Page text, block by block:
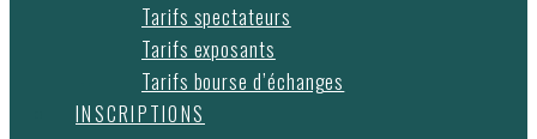
Tarifs spectateurs
Tarifs exposants
Tarifs bourse d’échanges
INSCRIPTIONS